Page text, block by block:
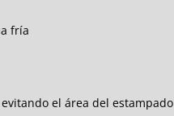
fría
el área del estampado